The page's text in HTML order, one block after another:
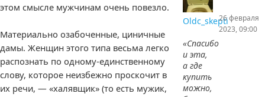
этом смысле мужчинам очень повезло.
Материально озабоченные, циничные
дамы. Женщин этого типа весьма легко
распознать по одному-единственному
слову, которое неизбежно проскочит в
их речи, — «халявщик» (то есть мужик,
Oldc_skepti
«Спасибо
и эта,
а где
купить
можно,
26 февраля
2023, 09:00